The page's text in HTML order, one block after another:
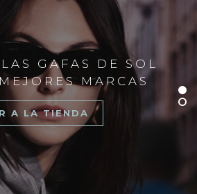
GAFAS DE SOL
MARCAS
A LA TIENDA